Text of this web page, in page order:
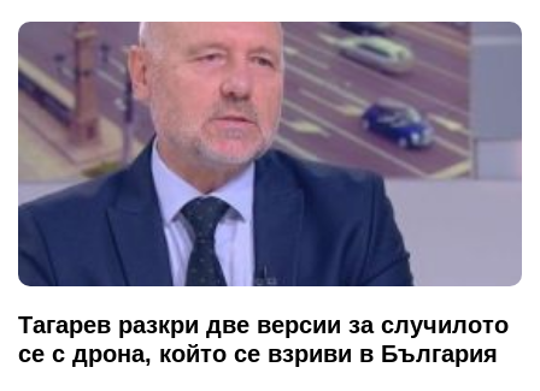
Тагарев разкри две версии за случилото
се с дрона, който се взриви в България